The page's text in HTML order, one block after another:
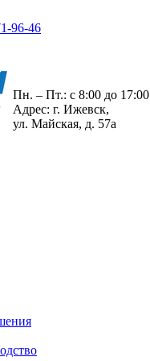
96-46
Пн. – Пт.: с 8:00 до 17:00
Адрес: г. Ижевск,
ул. Майская, д. 57а